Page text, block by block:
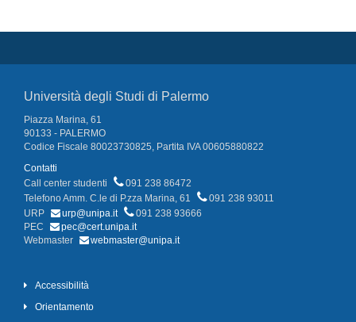
Università degli Studi di Palermo
Piazza Marina, 61
90133 - PALERMO
Codice Fiscale 80023730825, Partita IVA 00605880822
Contatti
Call center studenti
091 238 86472
Telefono Amm. C.le di P.zza Marina, 61
091 238 93011
URP
urp@unipa.it
091 238 93666
PEC
pec@cert.unipa.it
Webmaster
webmaster@unipa.it
Accessibilità
Orientamento